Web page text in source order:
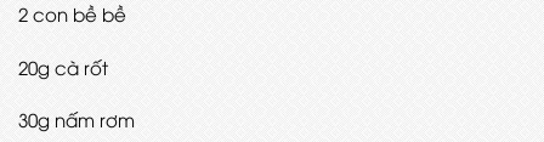
2 con bề bề
20g cà rốt
30g nấm rơm